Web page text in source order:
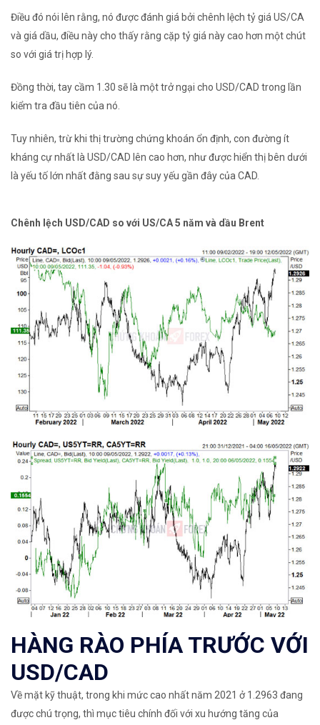
Điều đó nói lên rằng, nó được đánh giá bởi chênh lệch tỷ giá US/CA
và giá dầu, điều này cho thấy rằng cặp tỷ giá này cao hơn một chút
so với giá trị hợp lý.
Đồng thời, tay cầm 1.30 sẽ là một trở ngại cho USD/CAD trong lần
kiểm tra đầu tiên của nó.
Tuy nhiên, trừ khi thị trường chứng khoán ổn định, con đường ít
kháng cự nhất là USD/CAD lên cao hơn, như được hiển thị bên dưới
là yếu tố lớn nhất đằng sau sự suy yếu gần đây của CAD.
Chênh lệch USD/CAD so với US/CA 5 năm và dầu Brent
HÀNG RÀO PHÍA TRƯỚC VỚI
USD/CAD
Về mặt kỹ thuật, trong khi mức cao nhất năm 2021 ở 1.2963 đang
được chú trọng, thì mục tiêu chính đối với xu hướng tăng của